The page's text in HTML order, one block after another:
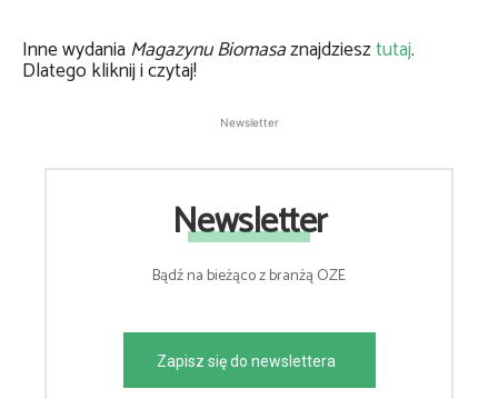
Inne wydaniaMagazynu Biomasaznajdziesztutaj.
Dlatego kliknij i czytaj!
Newsletter
Newsletter
Bądź na bieżąco z branżą OZE
Zapisz się do newslettera